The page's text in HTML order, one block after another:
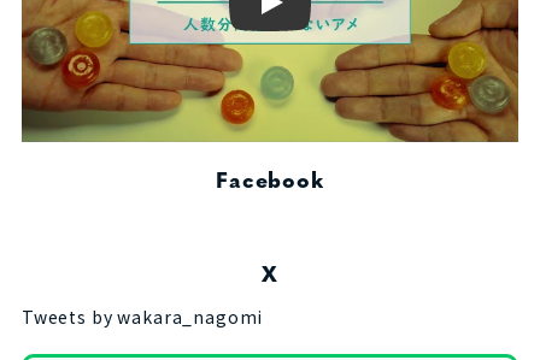
Play
Facebook
X
Tweets by wakara_nagomi